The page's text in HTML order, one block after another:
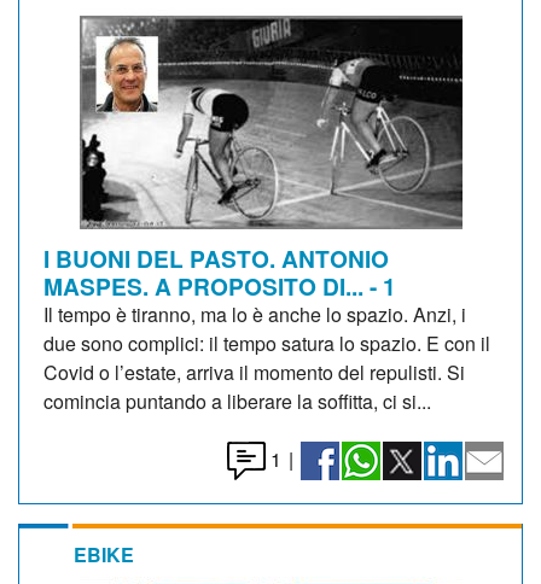
I BUONI DEL PASTO. ANTONIO
MASPES. A PROPOSITO DI... - 1
Il tempo è tiranno, ma lo è anche lo spazio. Anzi, i
due sono complici: il tempo satura lo spazio. E con il
Covid o l’estate, arriva il momento del repulisti. Si
comincia puntando a liberare la soffitta, ci si...
1 |
EBIKE